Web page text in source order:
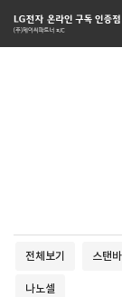
전체보기 스탠
나노셀